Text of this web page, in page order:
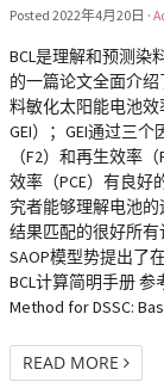
Posted 2022年4月20日 ·
BCL是理解和预测染
的一篇论文全面介绍
料敏化太阳能电池效
GEI）；GEI通过三
（F2）和再生效率
效率（PCE）有良
究者能够理解电池
结果匹配的很好所有
SAOP模型势提出了
BCL计算简明手册 参
Method for DSSC:
READ MORE